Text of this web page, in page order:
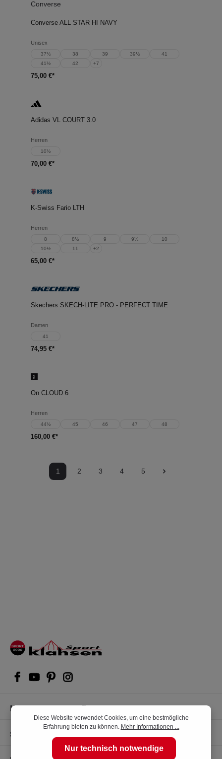
Converse
Converse ALL STAR HI NAVY
Unisex
37½ 38 39 39½
41
41½
42 +7
75,00 €*
Adidas VL COURT 3.0
Herren
10½
70,00 €*
K-Swiss Fario LTH
Herren
8 8½ 9 9½
10
10½
11 +2
65,00 €*
Skechers SKECH-LITE PRO - PERFECT TIME
Damen
41
74,95 €*
On CLOUD 6
Herren
44½ 45 46 47 48
160,00 €*
1 2 3 4 5
Kompetente Kaufberatung
Shop Service
Diese Website verwendet Cookies, um eine bestmögliche
Erfahrung bieten zu können. Mehr Informationen ...
Nur technisch notwendige